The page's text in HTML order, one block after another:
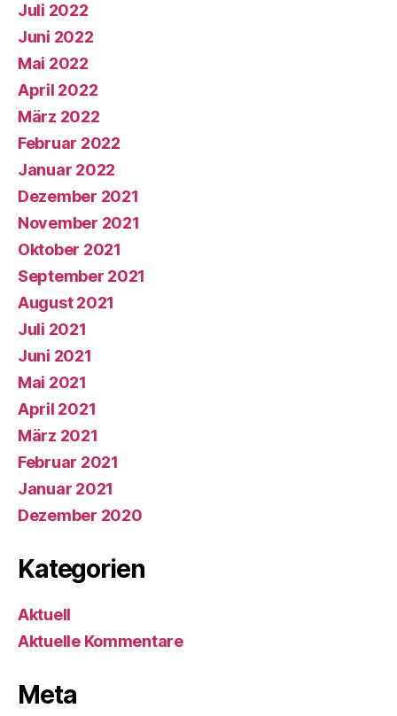
Juli 2022
Juni 2022
Mai 2022
April 2022
März 2022
Februar 2022
Januar 2022
Dezember 2021
November 2021
Oktober 2021
September 2021
August 2021
Juli 2021
Juni 2021
Mai 2021
April 2021
März 2021
Februar 2021
Januar 2021
Dezember 2020
Kategorien
Aktuell
Aktuelle Kommentare
Meta